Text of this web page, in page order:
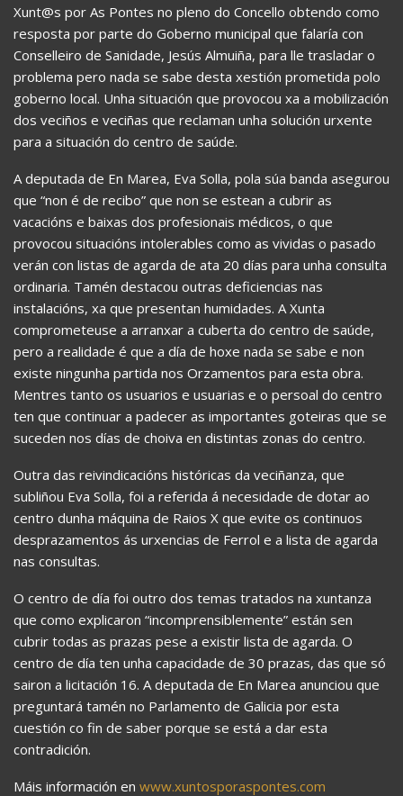
Xunt@s por As Pontes no pleno do Concello obtendo como
resposta por parte do Goberno municipal que falaría con
Conselleiro de Sanidade, Jesús Almuiña, para lle trasladar o
problema pero nada se sabe desta xestión prometida polo
goberno local. Unha situación que provocou xa a mobilización
dos veciños e veciñas que reclaman unha solución urxente
para a situación do centro de saúde.
A deputada de En Marea, Eva Solla, pola súa banda asegurou
que “non é de recibo” que non se estean a cubrir as
vacacións e baixas dos profesionais médicos, o que
provocou situacións intolerables como as vividas o pasado
verán con listas de agarda de ata 20 días para unha consulta
ordinaria. Tamén destacou outras deficiencias nas
instalacións, xa que presentan humidades. A Xunta
comprometeuse a arranxar a cuberta do centro de saúde,
pero a realidade é que a día de hoxe nada se sabe e non
existe ningunha partida nos Orzamentos para esta obra.
Mentres tanto os usuarios e usuarias e o persoal do centro
ten que continuar a padecer as importantes goteiras que se
suceden nos días de choiva en distintas zonas do centro.
Outra das reivindicacións históricas da veciñanza, que
subliñou Eva Solla, foi a referida á necesidade de dotar ao
centro dunha máquina de Raios X que evite os continuos
desprazamentos ás urxencias de Ferrol e a lista de agarda
nas consultas.
O centro de día foi outro dos temas tratados na xuntanza
que como explicaron “incomprensiblemente” están sen
cubrir todas as prazas pese a existir lista de agarda. O
centro de día ten unha capacidade de 30 prazas, das que só
sairon a licitación 16. A deputada de En Marea anunciou que
preguntará tamén no Parlamento de Galicia por esta
cuestión co fin de saber porque se está a dar esta
contradición.
Máis información en www.xuntosporaspontes.com